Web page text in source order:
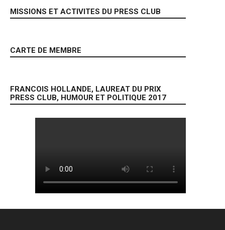
MISSIONS ET ACTIVITES DU PRESS CLUB
CARTE DE MEMBRE
FRANCOIS HOLLANDE, LAUREAT DU PRIX
PRESS CLUB, HUMOUR ET POLITIQUE 2017